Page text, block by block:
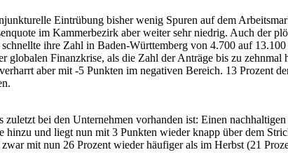
Eintrübung bisher wenig Spuren auf dem
im Kammerbezirk aber weiter sehr niedrig. Auch der
ihre Zahl in Baden-Württemberg von 4.700 auf
globalen Finanzkrise, als die Zahl der Anträge bis zu
aber mit -5 Punkten im negativen Bereich. 13 Prozent
bei den Unternehmen vorhanden ist: Einen
und liegt nun mit 3 Punkten wieder knapp über dem
mit nun 26 Prozent wieder häufiger als im Herbst (21